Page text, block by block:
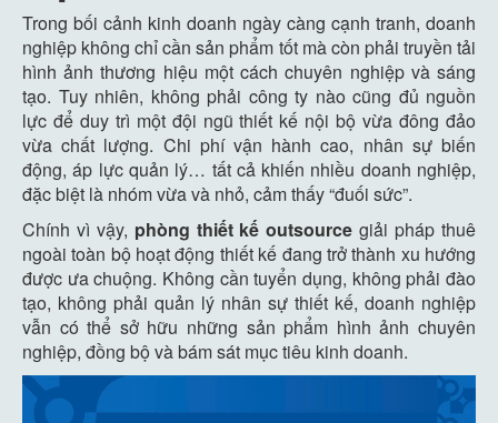
Trong bối cảnh kinh doanh ngày càng cạnh tranh, doanh
nghiệp không chỉ cần sản phẩm tốt mà còn phải truyền tải
hình ảnh thương hiệu một cách chuyên nghiệp và sáng
tạo. Tuy nhiên, không phải công ty nào cũng đủ nguồn
lực để duy trì một đội ngũ thiết kế nội bộ vừa đông đảo
vừa chất lượng. Chi phí vận hành cao, nhân sự biến
động, áp lực quản lý… tất cả khiến nhiều doanh nghiệp,
đặc biệt là nhóm vừa và nhỏ, cảm thấy “đuối sức”.
Chính vì vậy, phòng thiết kế outsource giải pháp thuê
ngoài toàn bộ hoạt động thiết kế đang trở thành xu hướng
được ưa chuộng. Không cần tuyển dụng, không phải đào
tạo, không phải quản lý nhân sự thiết kế, doanh nghiệp
vẫn có thể sở hữu những sản phẩm hình ảnh chuyên
nghiệp, đồng bộ và bám sát mục tiêu kinh doanh.